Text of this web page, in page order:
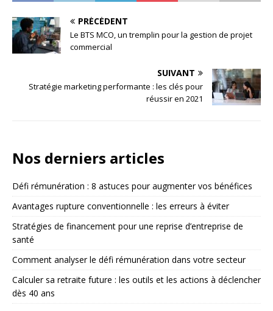
PRÉCÉDENT
Le BTS MCO, un tremplin pour la gestion de projet
commercial
SUIVANT
Stratégie marketing performante : les clés pour
réussir en 2021
Nos derniers articles
Défi rémunération : 8 astuces pour augmenter vos bénéfices
Avantages rupture conventionnelle : les erreurs à éviter
Stratégies de financement pour une reprise d’entreprise de
santé
Comment analyser le défi rémunération dans votre secteur
Calculer sa retraite future : les outils et les actions à déclencher
dès 40 ans